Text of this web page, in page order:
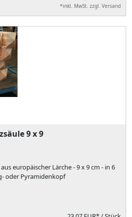
*inkl. MwSt. zzgl. Versand
9 x 9
europäischer Lärche - 9 x 9 cm - in 6
oder Pyramidenkopf